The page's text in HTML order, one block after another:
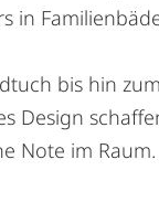
in
bis hin
Note im Raum.